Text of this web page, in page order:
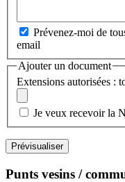
Prévenez-moi de
email
Ajouter un document
Extensions autorisées :
Je veux recevoir la
Punts vesins /